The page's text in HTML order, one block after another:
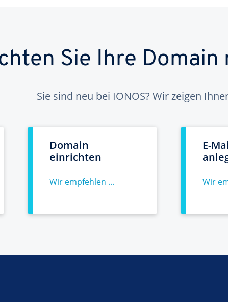
Sie Ihre Domain
Sie sind neu bei IONOS? Wir zeigen
Domain
einrichten
Wir empfehlen ...
E-
Wir